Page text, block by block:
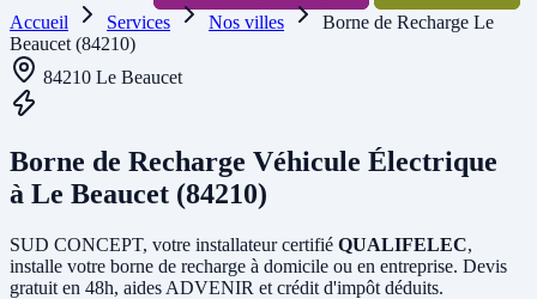
Accueil
Services Nos villes
Borne de Recharge Le
Beaucet (84210)
84210 Le Beaucet
Borne de Recharge Véhicule Électrique
à Le Beaucet (84210)
SUD CONCEPT, votre installateur certifié QUALIFELEC,
installe votre borne de recharge à domicile ou en entreprise. Devis
gratuit en 48h, aides ADVENIR et crédit d'impôt déduits.